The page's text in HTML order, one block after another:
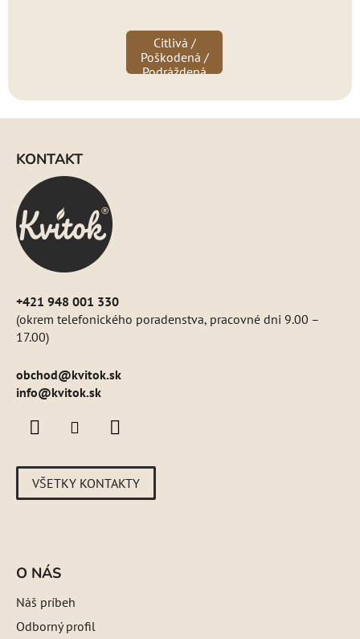
Citlivá /
Poškodená /
Podráždená
KONTAKT
+421 948 001 330
(okrem telefonického poradenstva, pracovné dni 9.00 –
17.00)
obchod@kvitok.sk
info@kvitok.sk
VŠETKY KONTAKTY
O NÁS
Náš príbeh
Odborný profil